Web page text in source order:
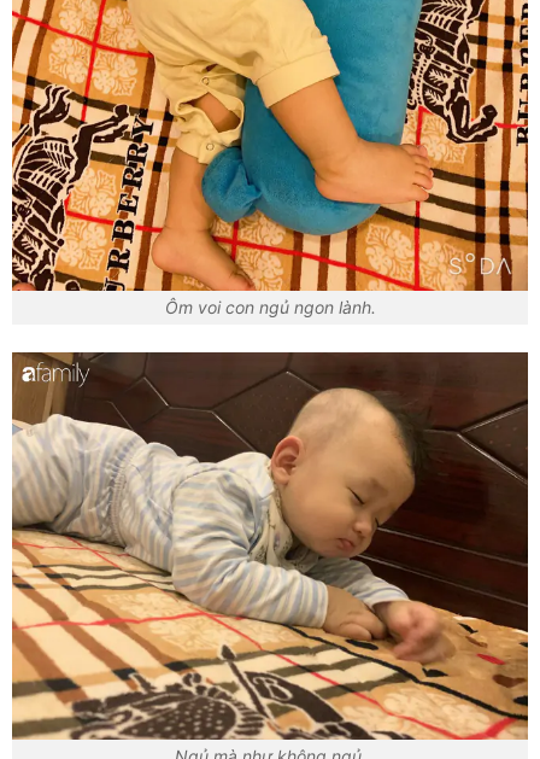
Ôm voi con ngủ ngon lành.